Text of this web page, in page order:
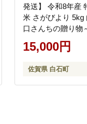
発送】 令和8年産 特別栽培
米 さがびより 5kg
口さんちの贈り物
【y'scompany】米
米 特A 特A評価 佐賀県産 国
ランド米 さがびよ
佐賀県 白石町 白
15,000円
佐賀県 白石町